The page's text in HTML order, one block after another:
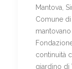
Mantova,
Comune
continuità
giardino di